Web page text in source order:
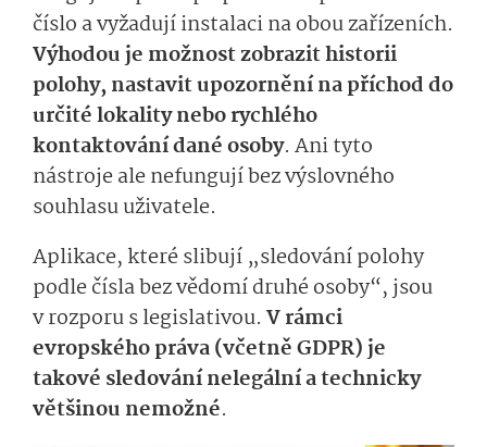
číslo a vyžadují instalaci na obou zařízeních.
Výhodou je možnost zobrazit historii
polohy, nastavit upozornění na příchod do
určité lokality nebo rychlého
kontaktování dané osoby. Ani tyto
nástroje ale nefungují bez výslovného
souhlasu uživatele.
Aplikace, které slibují „sledování polohy
podle čísla bez vědomí druhé osoby“, jsou
v rozporu s legislativou. V rámci
evropského práva (včetně GDPR) je
takové sledování nelegální a technicky
většinou nemožné.